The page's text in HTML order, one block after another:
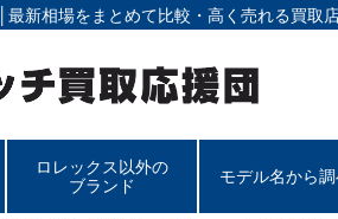
最新相場をまとめて比較・高く売れる買取
ロレックス以外の
ブランド
モデル名から